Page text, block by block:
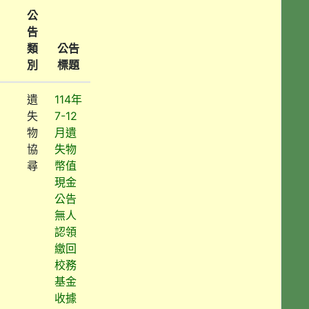
公
告
類
別
公告
標題
遺
失
物
協
尋
114年
7-12
月遺
失物
幣值
現金
公告
無人
認領
繳回
校務
基金
收據